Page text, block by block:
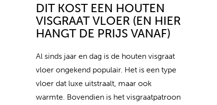
DIT KOST EEN HOUTEN
VISGRAAT VLOER (EN HIER
HANGT DE PRIJS VANAF)
Al sinds jaar en dag is de houten visgraat
vloer ongekend populair. Het is een type
vloer dat luxe uitstraalt, maar ook
warmte. Bovendien is het visgraatpatroon